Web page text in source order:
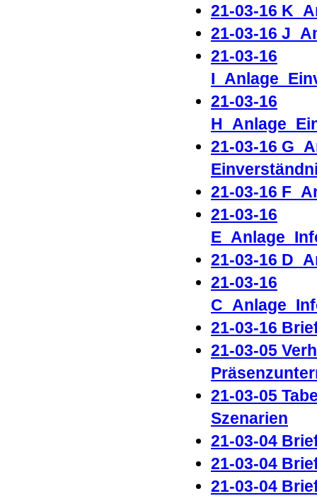
21-03-16
21-03-16
21-03-16
21-03-16
21-03-16
21-03-16
21-03-16
21-03-16
21-03-16
21-03-16
21-03-05
21-03-05
Szenarien
21-03-04
21-03-04
21-03-04